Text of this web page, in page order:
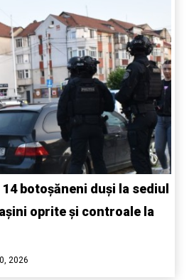
botoșăneni duși la sediul
oprite și controale la
2026